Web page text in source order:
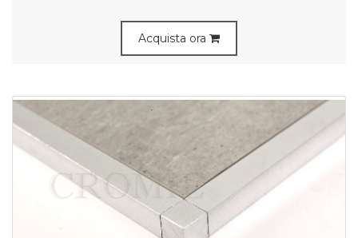
Acquista ora